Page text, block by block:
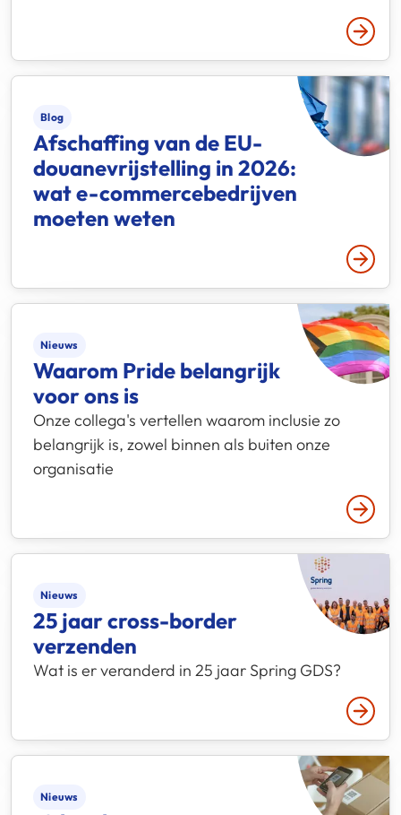
Lees
Blog
Afschaffing van de EU-
douanevrijstelling in 2026:
wat e-commercebedrijven
moeten weten
Lees
Nieuws
Waarom Pride belangrijk
voor ons is
Onze collega's vertellen waarom inclusie zo
belangrijk is, zowel binnen als buiten onze
organisatie
Lees
Nieuws
25 jaar cross-border
verzenden
Wat is er veranderd in 25 jaar Spring GDS?
Lees
Nieuws